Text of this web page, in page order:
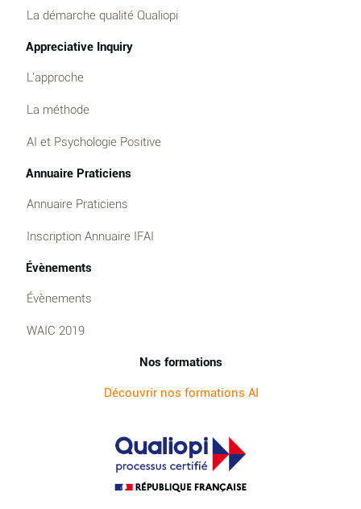
La démarche qualité Qualiopi
Appreciative Inquiry
L'approche
La méthode
AI et Psychologie Positive
Annuaire Praticiens
Annuaire Praticiens
Inscription Annuaire IFAI
Évènements
Évènements
WAIC 2019
Nos formations
Découvrir nos formations AI